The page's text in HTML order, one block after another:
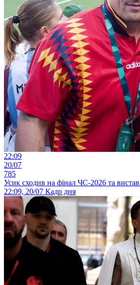
22:09
20/07
785
Усик сходив на фінал ЧС-2026 та
22:09, 20/07 Кадр дня